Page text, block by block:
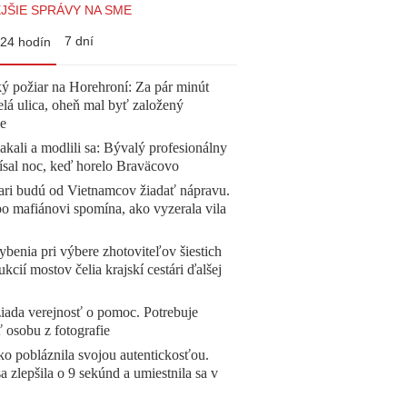
SPRÁVY NA SME
24 hodín 7 dní
požiar na Horehroní: Za pár minút
ulica, oheň mal byť založený
a modlili sa: Bývalý profesionálny
noc, keď horelo Braväcovo
budú od Vietnamcov žiadať nápravu.
mafiánovi spomína, ako vyzerala vila
pri výbere zhotoviteľov šiestich
mostov čelia krajskí cestári ďalšej
verejnosť o pomoc. Potrebuje
osobu z fotografie
pobláznila svojou autentickosťou.
zlepšila o 9 sekúnd a umiestnila sa v